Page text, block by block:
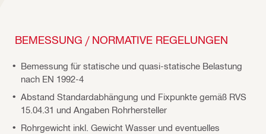
BEMESSUNG / NORMATIVE REGELUNGEN
Bemessung für statische und quasi-statische Belastung
nach EN 1992-4
Abstand Standardabhängung und Fixpunkte gemäß RVS
15.04.31 und Angaben Rohrhersteller
Rohrgewicht inkl. Gewicht Wasser und eventuelles